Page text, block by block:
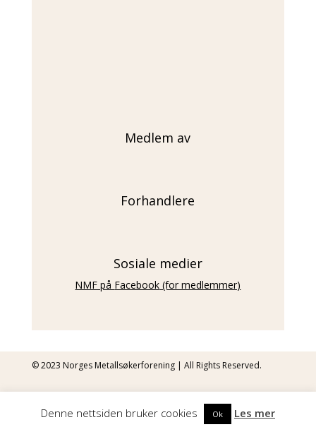
Medlem av
Forhandlere
Sosiale medier
NMF på Facebook (for medlemmer)
© 2023 Norges Metallsøkerforening | All Rights Reserved.
| Museets nettløsning er levert av
Media AS
Denne nettsiden bruker cookies Ok Les mer